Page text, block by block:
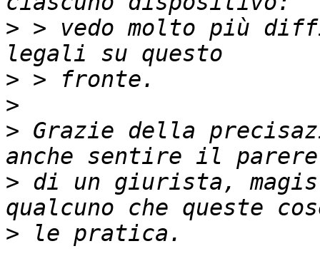
> > vedo molto più
>
>
> Grazie della
> di un giurista,
>